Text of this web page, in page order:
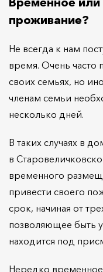
проживание?
Не всегда к нам
время. Очень часто
своих семьях, но
членам семьи
несколько дней.
В таких случаях в
в
временного
привести своего
срок, начиная от
позволяющее быть
находится под
Нередко временное